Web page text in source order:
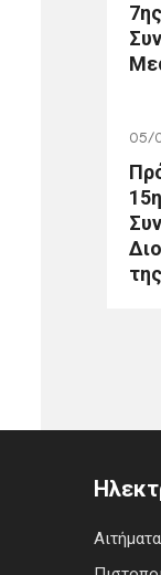
05/
Αιτήματα